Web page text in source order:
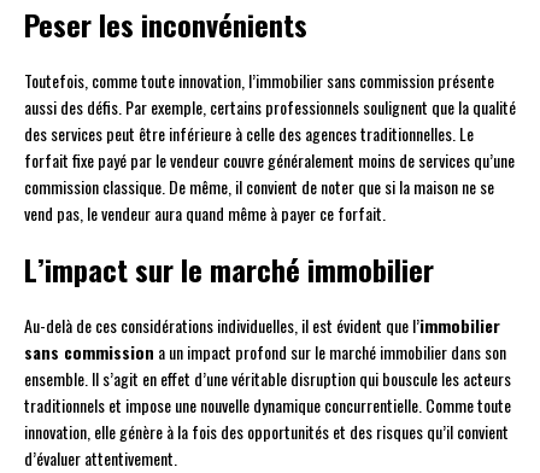
Peser les inconvénients
Toutefois, comme toute innovation, l’immobilier sans commission présente
aussi des défis. Par exemple, certains professionnels soulignent que la qualité
des services peut être inférieure à celle des agences traditionnelles. Le
forfait fixe payé par le vendeur couvre généralement moins de services qu’une
commission classique. De même, il convient de noter que si la maison ne se
vend pas, le vendeur aura quand même à payer ce forfait.
L’impact sur le marché immobilier
Au-delà de ces considérations individuelles, il est évident que l’immobilier
sans commission a un impact profond sur le marché immobilier dans son
ensemble. Il s’agit en effet d’une véritable disruption qui bouscule les acteurs
traditionnels et impose une nouvelle dynamique concurrentielle. Comme toute
innovation, elle génère à la fois des opportunités et des risques qu’il convient
d’évaluer attentivement.